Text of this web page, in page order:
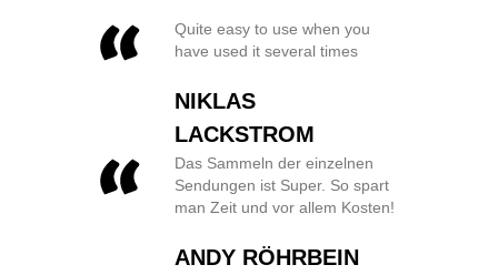
Quite easy to use when you
have used it several times
NIKLAS
LACKSTROM
Das Sammeln der einzelnen
Sendungen ist Super. So spart
man Zeit und vor allem Kosten!
ANDY RÖHRBEIN